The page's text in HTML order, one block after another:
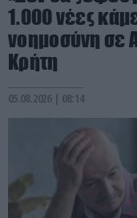
1.000 νέες
νοημοσύνη σε
Κρήτη
05.08.2026 | 08:14